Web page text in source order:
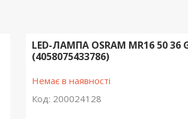
LED-ЛАМПА OSRAM MR16 50 36
(4058075433786)
Немає в наявності
Код: 200024128